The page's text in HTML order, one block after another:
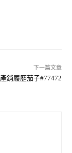
下一篇文章
產銷履歷茄子#77472